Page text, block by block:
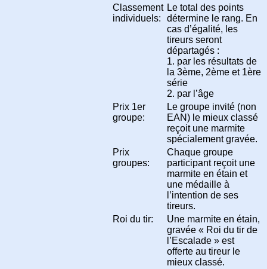
Classement
individuels:
Le total des points
détermine le rang. En
cas d’égalité, les
tireurs seront
départagés :
1. par les résultats de
la 3ème, 2ème et 1ère
série
2. par l’âge
Prix 1er
groupe:
Le groupe invité (non
EAN) le mieux classé
reçoit une marmite
spécialement gravée.
Prix
groupes:
Chaque groupe
participant reçoit une
marmite en étain et
une médaille à
l’intention de ses
tireurs.
Roi du tir:
Une marmite en étain,
gravée « Roi du tir de
l’Escalade » est
offerte au tireur le
mieux classé.